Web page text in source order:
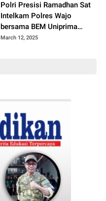
Polri Presisi Ramadhan Sat
Intelkam Polres Wajo
bersama BEM Uniprima
Berbagi Kepada Santri
March 12, 2025